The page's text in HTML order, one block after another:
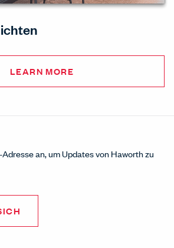
LEARN MORE
an, um Updates von Haworth zu